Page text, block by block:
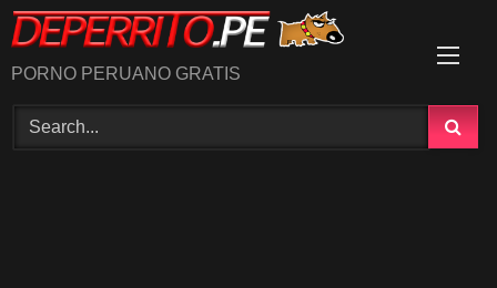
Skip
to
content
PORNO PERUANO GRATIS